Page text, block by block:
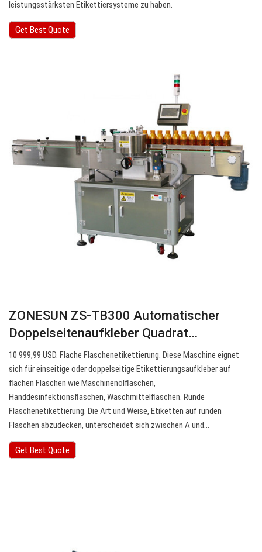
leistungsstärksten Etikettiersysteme zu haben.
Get Best Quote
ZONESUN ZS-TB300 Automatischer
Doppelseitenaufkleber Quadrat…
10 999,99 USD. Flache Flaschenetikettierung. Diese Maschine eignet
sich für einseitige oder doppelseitige Etikettierungsaufkleber auf
flachen Flaschen wie Maschinenölflaschen,
Handdesinfektionsflaschen, Waschmittelflaschen. Runde
Flaschenetikettierung. Die Art und Weise, Etiketten auf runden
Flaschen abzudecken, unterscheidet sich zwischen A und…
Get Best Quote